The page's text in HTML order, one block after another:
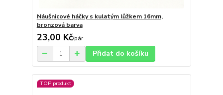
Náušnicové háčky s kulatým lůžkem 16mm,
bronzová barva
23,00 Kč/pár
Přidat do košíku
TOP produkt